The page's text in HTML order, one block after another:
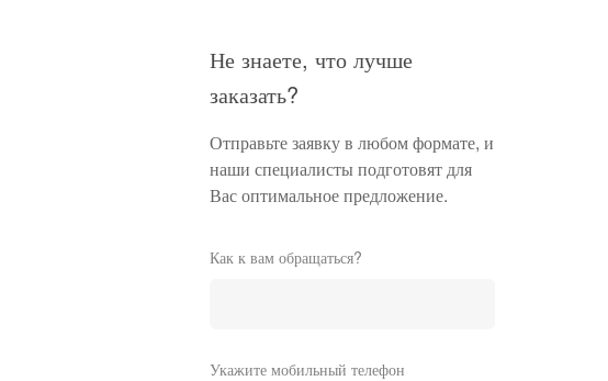
Не знаете, что лучше
заказать?
Отправьте заявку в любом формате, и
наши специалисты подготовят для
Вас оптимальное предложение.
Как к вам обращаться?
Укажите мобильный телефон